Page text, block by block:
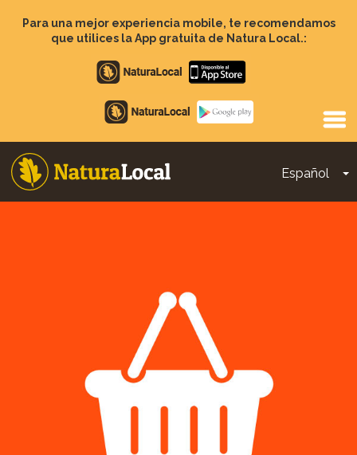
contenido
Para una mejor experiencia mobile, te recomendamos
que utilices la App gratuita de Natura Local.:
Apple
store
Google
Play
Español
Main